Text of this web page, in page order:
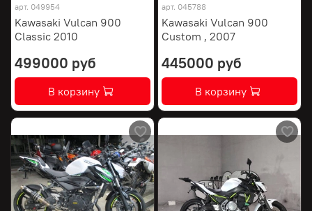
арт. 049954
Kawasaki Vulcan 900
Classic 2010
499000 руб
В корзину
арт. 045788
Kawasaki Vulcan 900
Custom , 2007
445000 руб
В корзину